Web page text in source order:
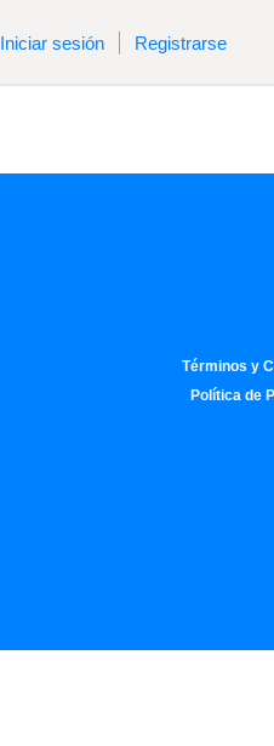
Iniciar sesión Registrarse
Términos y
Política de